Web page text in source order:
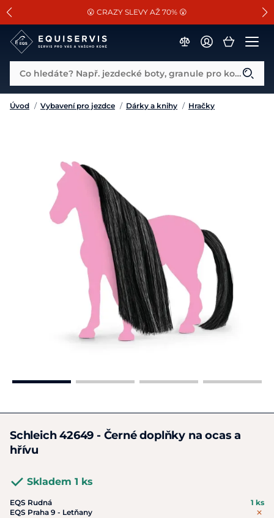
SLEVA 13% na vše od Cassini!
😮 CRAZY SLEVY AŽ 70% 😮
📐Pasování a doplňky k vybraným sedlům ZDARMA 🐴
Co hledáte? Např. jezdecké boty, granule pro koně...
Úvod / Vybavení pro jezdce / Dárky a knihy / Hračky
Schleich 42649 - Černé doplňky na ocas a
hřívu
Skladem 1 ks
EQS Rudná
1 ks
EQS Praha 9 - Letňany